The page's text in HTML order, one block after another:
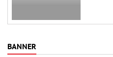
BANNER